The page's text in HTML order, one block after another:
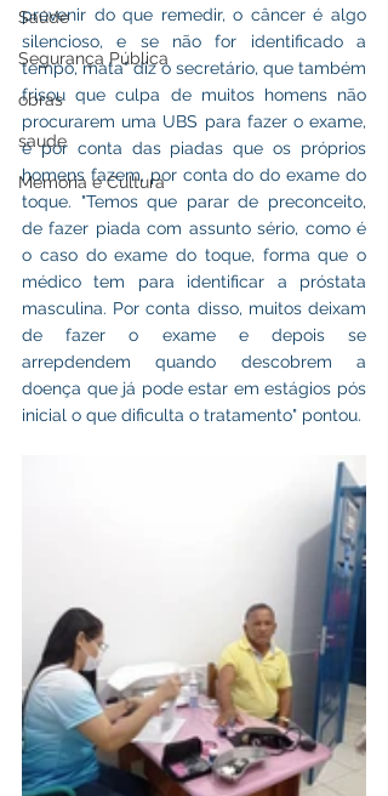
Saúde
Segurança Pública
obras
saude
Memória e Cultura
prevenir do que remedir, o câncer é algo
silencioso, e se não for identificado a
tempo, mata" diz o secretário, que também
frisou que culpa de muitos homens não
procurarem uma UBS para fazer o exame,
é por conta das piadas que os próprios
homens fazem, por conta do do exame do
toque. "Temos que parar de preconceito,
de fazer piada com assunto sério, como é
o caso do exame do toque, forma que o
médico tem para identificar a próstata
masculina. Por conta disso, muitos deixam
de fazer o exame e depois se
arrepdendem quando descobrem a
doença que já pode estar em estágios pós
inicial o que dificulta o tratamento" pontou.